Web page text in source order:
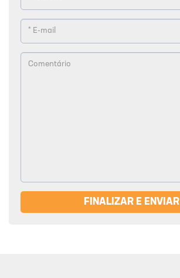
FINALIZAR E ENVIAR